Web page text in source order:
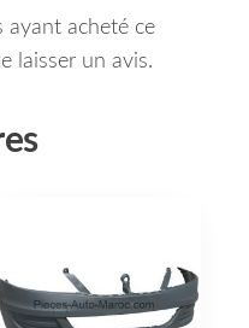
ayant acheté ce
laisser un avis.